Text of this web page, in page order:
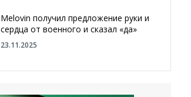
Melovin получил предложение руки и
сердца от военного и сказал «да»
23.11.2025